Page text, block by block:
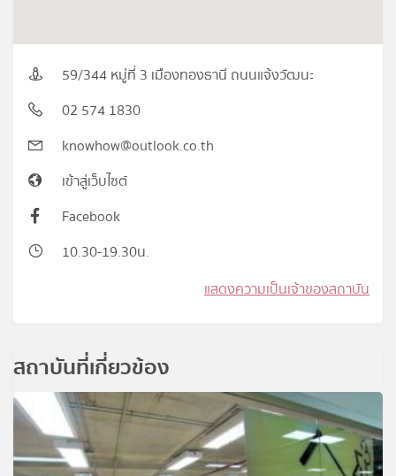
59/344 หมู่ที่ 3 เมืองทองธานี ถนนแจ้งวัฒนะ
02 574 1830
knowhow@outlook.co.th
เข้าสู่เว็บไซต์
Facebook
10.30-19.30น.
แสดงความเป็นเจ้าของสถาบัน
สถาบันที่เกี่ยวข้อง